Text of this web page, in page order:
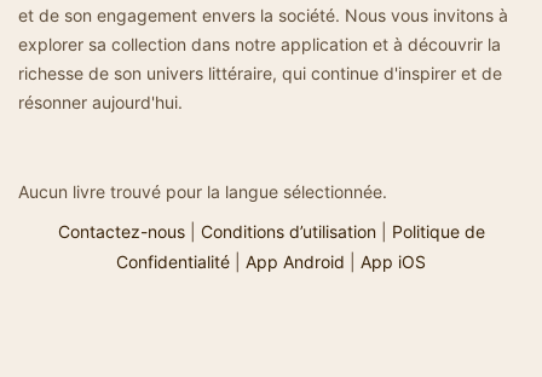
et de son engagement envers la société. Nous vous invitons à
explorer sa collection dans notre application et à découvrir la
richesse de son univers littéraire, qui continue d'inspirer et de
résonner aujourd'hui.
Aucun livre trouvé pour la langue sélectionnée.
Contactez-nous| Conditions d’utilisation| Politique de
Confidentialité
App Android App iOS